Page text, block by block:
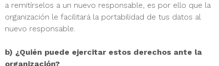
a remitírselos a un nuevo responsable, es por ello que la
organización le facilitará la portabilidad de tus datos al
nuevo responsable.
b) ¿Quién puede ejercitar estos derechos ante la
organización?